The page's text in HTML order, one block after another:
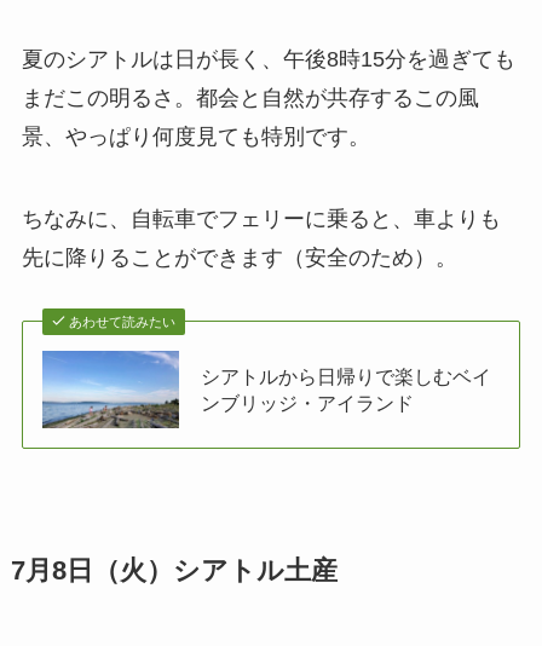
夏のシアトルは日が長く、午後8時15分を過ぎても
まだこの明るさ。都会と自然が共存するこの風
景、やっぱり何度見ても特別です。
ちなみに、自転車でフェリーに乗ると、車よりも
先に降りることができます（安全のため）。
あわせて読みたい
シアトルから日帰りで楽しむベイ
ンブリッジ・アイランド
7月8日（火）シアトル土産